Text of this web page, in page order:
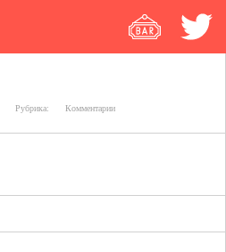
Рубрика: Комментарии